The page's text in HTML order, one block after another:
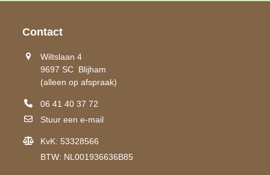
Contact
Wiltslaan 4
9697 SC Blijham
(alleen op afspraak)
06 41 40 37 72
Stuur een e-mail
KvK: 53328566
BTW: NL001936636B85